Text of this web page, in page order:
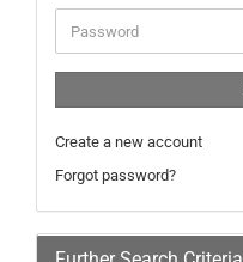
Create a new account
Forgot password?